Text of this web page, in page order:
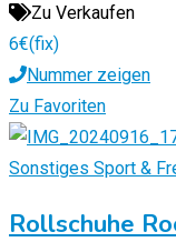
Zu Verkaufen
6€(fix)
Nummer zeigen
Zu Favoriten
Sonstiges Sport &
Rollschuhe